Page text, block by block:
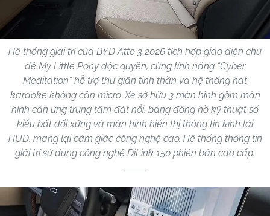
Hệ thống giải trí của BYD Atto 3 2026 tích hợp giao diện chủ
đề My Little Pony độc quyền, cùng tính năng “Cyber
Meditation” hỗ trợ thư giãn tinh thần và hệ thống hát
karaoke không cần micro. Xe sở hữu 3 màn hình gồm màn
hình cản ứng trung tâm đặt nổi, bảng đồng hồ kỹ thuật số
kiểu bất đối xứng và màn hình hiển thị thông tin kính lái
HUD, mang lại cảm giác công nghệ cao. Hệ thống thông tin
giải trí sử dụng công nghệ DiLink 150 phiên bản cao cấp.